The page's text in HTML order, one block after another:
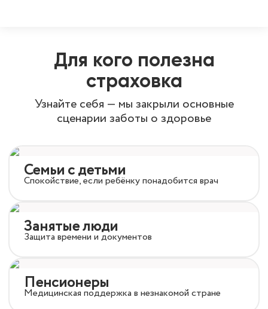
Для кого полезна
страховка
Узнайте себя — мы закрыли основные
сценарии заботы о здоровье
Семьи с детьми
Спокойствие, если ребёнку понадобится врач
Занятые люди
Защита времени и документов
Пенсионеры
Медицинская поддержка в незнакомой стране